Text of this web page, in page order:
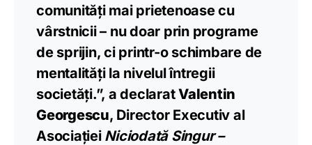
comunități mai prietenoase cu
vârstnicii – nu doar prin programe
de sprijin, ci printr-o schimbare de
mentalități la nivelul întregii
societăți.”, a declaratValentin
Georgescu, Director Executiv al
Asociației Niciodată Singur –